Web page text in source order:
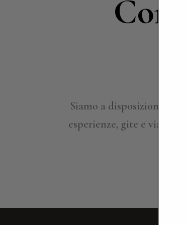
Siamo a disposizione
esperienze, gite e viaggi